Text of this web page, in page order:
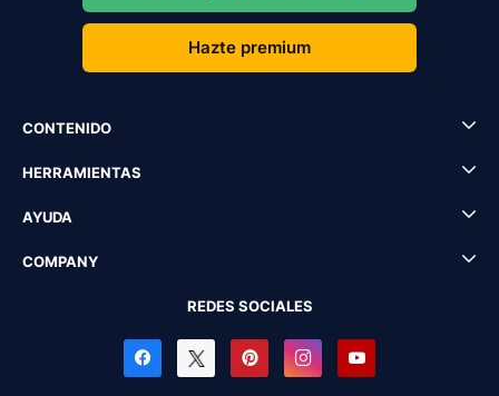
Hazte premium
CONTENIDO
HERRAMIENTAS
AYUDA
COMPANY
REDES SOCIALES